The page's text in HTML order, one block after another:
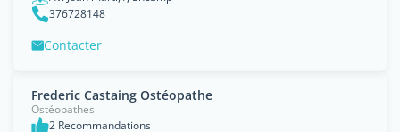
376728148
Contacter
Frederic Castaing Ostéopathe
Ostéopathes
2 Recommandations